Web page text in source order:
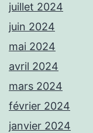
juillet 2024
juin 2024
mai 2024
avril 2024
mars 2024
février 2024
janvier 2024